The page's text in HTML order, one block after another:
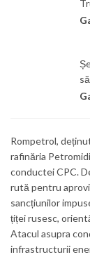
Rompetrol,
rafinăria
conductei CPC.
rută pentru
sancțiunilor
țiței rusesc,
Atacul asupra
infrastructurii